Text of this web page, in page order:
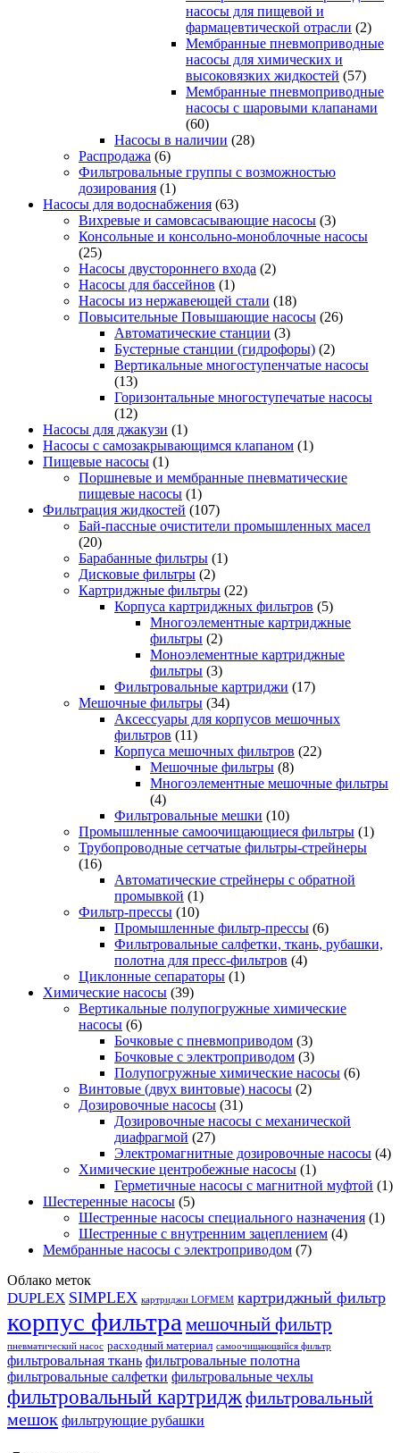
насосы для пищевой и
фармацевтической отрасли (2)
Мембранные пневмоприводные
насосы для химических и
высоковязких жидкостей (57)
Мембранные пневмоприводные
насосы с шаровыми клапанами
(60)
Насосы в наличии (28)
Распродажа (6)
Фильтровальные группы с возможностью
дозирования (1)
Насосы для водоснабжения (63)
Вихревые и самовсасывающие насосы (3)
Консольные и консольно-моноблочные насосы
(25)
Насосы двустороннего входа (2)
Насосы для бассейнов (1)
Насосы из нержавеющей стали (18)
Повысительные Повышающие насосы (26)
Автоматические станции (3)
Бустерные станции (гидрофоры) (2)
Вертикальные многоступенчатые насосы
(13)
Горизонтальные многоступечатые насосы
(12)
Насосы для джакузи (1)
Насосы с самозакрывающимся клапаном (1)
Пищевые насосы (1)
Поршневые и мембранные пневматические
пищевые насосы (1)
Фильтрация жидкостей (107)
Бай-пассные очистители промышленных масел
(20)
Барабанные фильтры (1)
Дисковые фильтры (2)
Картриджные фильтры (22)
Корпуса картриджных фильтров (5)
Многоэлементные картриджные
фильтры (2)
Моноэлементные картриджные
фильтры (3)
Фильтровальные картриджи (17)
Мешочные фильтры (34)
Аксессуары для корпусов мешочных
фильтров (11)
Корпуса мешочных фильтров (22)
Мешочные фильтры (8)
Многоэлементные мешочные фильтры
(4)
Фильтровальные мешки (10)
Промышленные самоочищающиеся фильтры (1)
Трубопроводные сетчатые фильтры-стрейнеры
(16)
Автоматические стрейнеры с обратной
промывкой (1)
Фильтр-прессы (10)
Промышленные фильтр-прессы (6)
Фильтровальные салфетки, ткань, рубашки,
полотна для пресс-фильтров (4)
Циклонные сепараторы (1)
Химические насосы (39)
Вертикальные полупогружные химические
насосы (6)
Бочковые с пневмоприводом (3)
Бочковые с электроприводом (3)
Полупогружные химические насосы (6)
Винтовые (двух винтовые) насосы (2)
Дозировочные насосы (31)
Дозировочные насосы с механической
диафрагмой (27)
Электромагнитные дозировочные насосы (4)
Химические центробежные насосы (1)
Герметичные насосы с магнитной муфтой (1)
Шестеренные насосы (5)
Шестренные насосы специального назначения (1)
Шестренные с внутренним зацеплением (4)
Мембранные насосы с электроприводом (7)
Облако меток
DUPLEX SIMPLEX картриджи LOFMEM картриджный фильтр
корпус фильтра мешочный фильтр
пневматический насос расходный материал самоочищающийся фильтр
фильтровальная ткань фильтровальные полотна
фильтровальные салфетки фильтровальные чехлы
фильтровальный картриджфильтровальный
мешок фильтрующие рубашки